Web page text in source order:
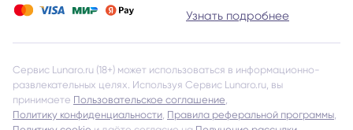
Узнать подробнее
Сервис Lunaro.ru (18+) может использоваться в информационно-
развлекательных целях. Используя Сервис Lunaro.ru, вы
принимаете Пользовательское соглашение,
Политику конфиденциальности, Правила реферальной программы,